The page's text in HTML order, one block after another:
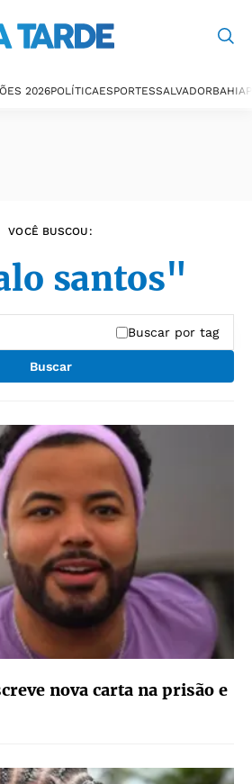
2026POLÍTICAESPORTESSALVADORBAHIA
VOCÊ BUSCOU:
santos"
Buscar por tag
Buscar
nova carta na prisão e